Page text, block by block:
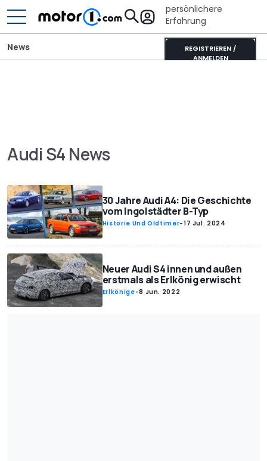
persönlichere
Erfahrung
REGISTRIEREN /
ANMELDEN
News
Audi S4 News
30 Jahre Audi A4: Die Geschichte
vom Ingolstädter B-Typ
Historie Und Oldtimer-17 Jul. 2024
Neuer Audi S4 innen und außen
erstmals als Erlkönig erwischt
Erlkönige-8 Jun. 2022